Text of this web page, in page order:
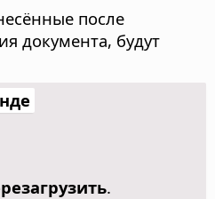
после
документа, будут
.